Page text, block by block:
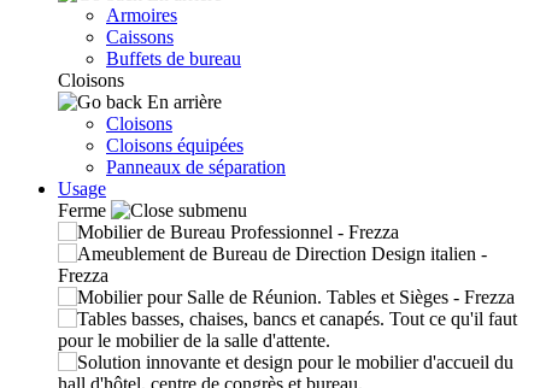
Armoires
Caissons
Buffets de bureau
Cloisons
En arrière
Cloisons
Cloisons équipées
Panneaux de séparation
Usage
Ferme